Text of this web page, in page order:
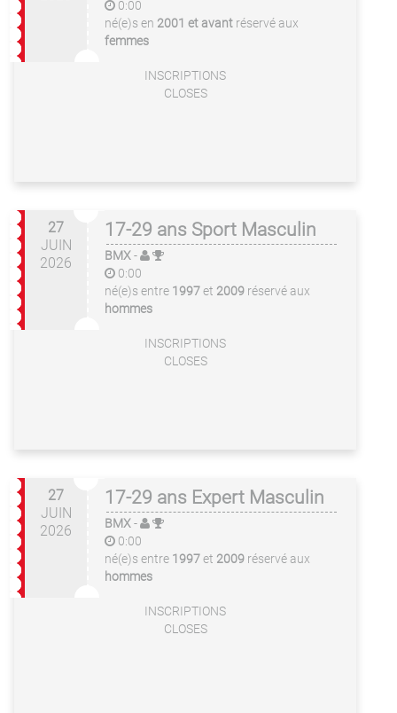
0:00
né(e)s en 2001 et avant réservé aux
femmes
INSCRIPTIONS
CLOSES
27
JUIN
2026
17-29 ans Sport Masculin
BMX-
0:00
né(e)s entre 1997et 2009 réservé aux
hommes
INSCRIPTIONS
CLOSES
27
JUIN
2026
17-29 ans Expert Masculin
BMX-
0:00
né(e)s entre 1997et 2009 réservé aux
hommes
INSCRIPTIONS
CLOSES